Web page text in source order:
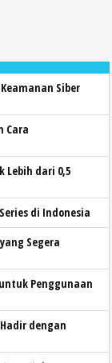
Siber
Cara
Lebih dari 0,5
di Indonesia
Segera
Penggunaan
Hadir dengan